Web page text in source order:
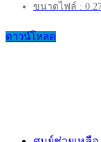
ขนาดไฟล์ :
ดาวน์โหลด